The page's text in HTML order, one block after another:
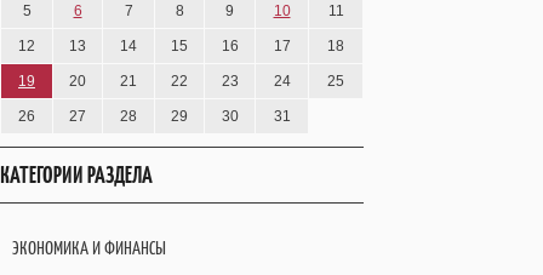
5 6 7 8 9 10 11
12 13 14 15 16 17 18
19 20 21 22 23 24 25
26 27 28 29 30 31
КАТЕГОРИИ РАЗДЕЛА
ЭКОНОМИКА И ФИНАНСЫ